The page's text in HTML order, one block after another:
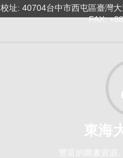
校址: 40704台中市西屯區臺灣
FAX:
東海
豐富的圖書資源